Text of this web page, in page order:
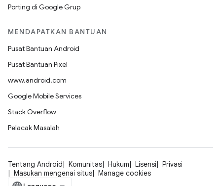
Porting di Google Grup
MENDAPATKAN BANTUAN
Pusat Bantuan Android
Pusat Bantuan Pixel
www.android.com
Google Mobile Services
Stack Overflow
Pelacak Masalah
Tentang Android Komunitas Hukum Lisensi
Privasi
Masukan mengenai situs
Manage cookies